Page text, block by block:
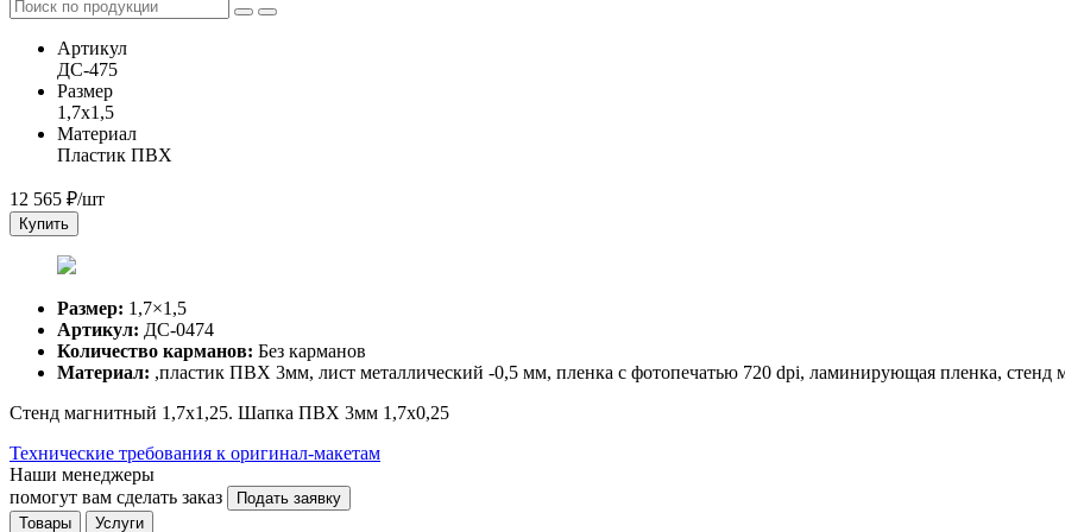
Артикул
ДС-475
Размер
1,7x1,5
Материал
Пластик ПВХ
12 565 ₽/шт
Купить
Размер: 1,7×1,5
Артикул: ДС-0474
Количество карманов: Без карманов
Материал: ,пластик ПВХ 3мм, лист металлический -0,5 мм, пленка с фотопечатью 720 dpi, ламинирующая пленка, стенд
Стенд магнитный 1,7х1,25. Шапка ПВХ 3мм 1,7х0,25
Технические требования к оригинал-макетам
Наши менеджеры
помогут вам сделать заказ
Подать заявку
Товары
Услуги